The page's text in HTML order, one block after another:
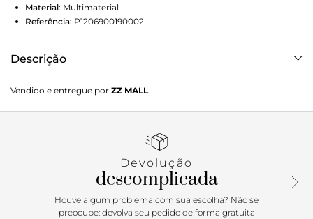
Material: Multimaterial
Referência: P1206900190002
Descrição
natural, esse modelo traz eleg�ncia e leveza para o dia a
dia, unindo conforto e estilo de forma sofisticada. O adorno
em r�fia conferem personalidade e um toque artesanal ao
nos detalhes, tornando a flat perfeita para complementar
looks casuais ou produ��es mais elaboradas com frescor
e charme.
Vendido e entregue por ZZ MALL
Devolução
descomplicada
Houve algum problema com sua escolha? Não se
preocupe: devolva seu pedido de forma gratuita